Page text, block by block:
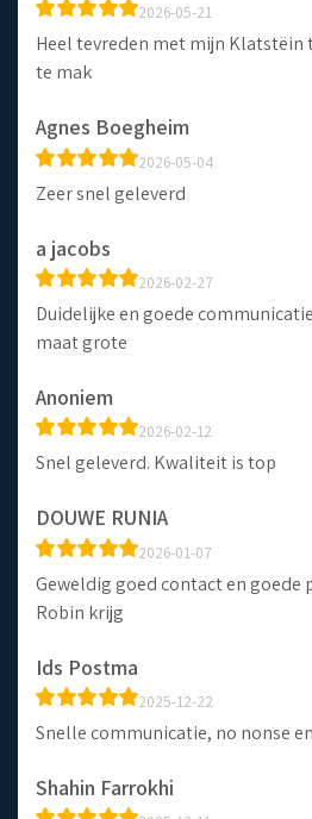
2026-05-21
Heel tevreden met mijn
te mak
Agnes Boegheim
2026-05-04
Zeer snel geleverd
a jacobs
2026-02-27
Duidelijke en goede
maat grote
Anoniem
2026-02-12
Snel geleverd. Kwaliteit is top
DOUWE RUNIA
2026-01-07
Geweldig goed contact en goede
Robin krijg
Ids Postma
2025-12-22
Snelle communicatie, no nonse
Shahin Farrokhi